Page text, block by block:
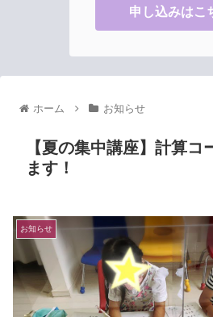
申し込みはこ
ホーム お知らせ
【夏の集中講座】計算コ
ます！
お知らせ